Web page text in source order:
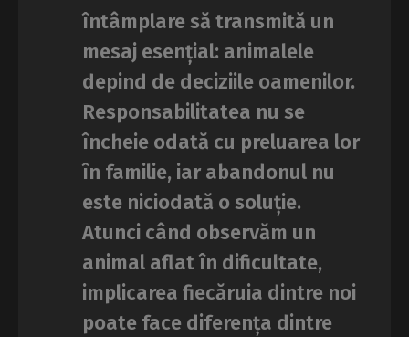
întâmplare să transmită un
mesaj esențial: animalele
depind de deciziile oamenilor.
Responsabilitatea nu se
încheie odată cu preluarea lor
în familie, iar abandonul nu
este niciodată o soluție.
Atunci când observăm un
animal aflat în dificultate,
implicarea fiecăruia dintre noi
poate face diferența dintre